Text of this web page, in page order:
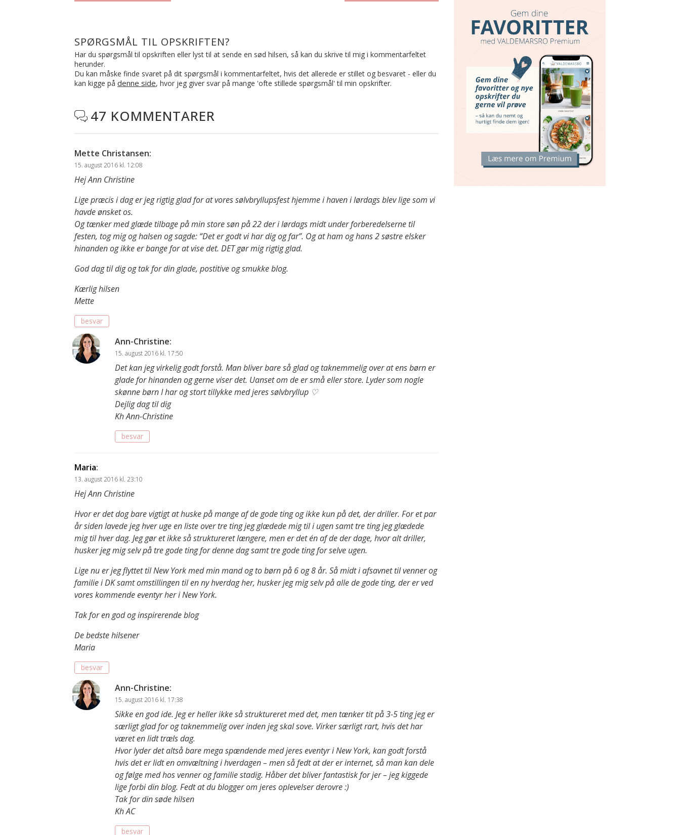
SPØRGSMÅL TIL OPSKRIFTEN?
Har du spørgsmål til opskriften eller lyst til at sende en sød hilsen, så kan du skrive til mig i kommentarfeltet
herunder.
Du kan måske finde svaret på dit spørgsmål i kommentarfeltet, hvis det allerede er stillet og besvaret - eller du
kan kigge på denne side, hvor jeg giver svar på mange 'ofte stillede spørgsmål' til min opskrifter.
 47 KOMMENTARER
Mette Christansen:
15. august 2016 kl. 12:08
Hej Ann Christine
Lige præcis i dag er jeg rigtig glad for at vores sølvbryllupsfest hjemme i haven i lørdags blev lige som vi
havde ønsket os.
Og tænker med glæde tilbage på min store søn på 22 der i lørdags midt under forberedelserne til
festen, tog mig og halsen og sagde: “Det er godt vi har dig og far”. Og at ham og hans 2 søstre elsker
hinanden og ikke er bange for at vise det. DET gør mig rigtig glad.
God dag til dig og tak for din glade, postitive og smukke blog.
Kærlig hilsen
Mette
besvar
Ann-Christine:
15. august 2016 kl. 17:50
Det kan jeg virkelig godt forstå. Man bliver bare så glad og taknemmelig over at ens børn er
glade for hinanden og gerne viser det. Uanset om de er små eller store. Lyder som nogle
skønne børn I har og stort tillykke med jeres sølvbryllup ♡
Dejlig dag til dig
Kh Ann-Christine
besvar
Maria:
13. august 2016 kl. 23:10
Hej Ann Christine
Hvor er det dog bare vigtigt at huske på mange af de gode ting og ikke kun på det, der driller. For et par
år siden lavede jeg hver uge en liste over tre ting jeg glædede mig til i ugen samt tre ting jeg glædede
mig til hver dag. Jeg gør et ikke så struktureret længere, men er det én af de der dage, hvor alt driller,
husker jeg mig selv på tre gode ting for denne dag samt tre gode ting for selve ugen.
Lige nu er jeg flyttet til New York med min mand og to børn på 6 og 8 år. Så midt i afsavnet til venner og
familie i DK samt omstillingen til en ny hverdag her, husker jeg mig selv på alle de gode ting, der er ved
vores kommende eventyr her i New York.
Tak for en god og inspirerende blog
De bedste hilsener
Maria
besvar
Ann-Christine:
15. august 2016 kl. 17:38
Sikke en god ide. Jeg er heller ikke så struktureret med det, men tænker tit på 3-5 ting jeg er
særligt glad for og taknemmelig over inden jeg skal sove. Virker særligt rart, hvis det har
været en lidt træls dag.
Hvor lyder det altså bare mega spændende med jeres eventyr i New York, kan godt forstå
hvis det er lidt en omvæltning i hverdagen – men så fedt at der er internet, så man kan dele
og følge med hos venner og familie stadig. Håber det bliver fantastisk for jer – jeg kiggede
lige forbi din blog. Fedt at du blogger om jeres oplevelser derovre :)
Tak for din søde hilsen
Kh AC
besvar